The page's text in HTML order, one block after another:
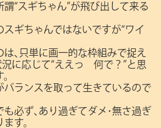
“スギちゃん”が飛び出して来る
ギちゃんではないですが“ワイ
は､只単に画一的な枠組みで捉え
に応じて“ええっ 何で？”と思
バランスを取って生きているので
も必ず､あり過ぎてダメ･無さ過ぎ
す。